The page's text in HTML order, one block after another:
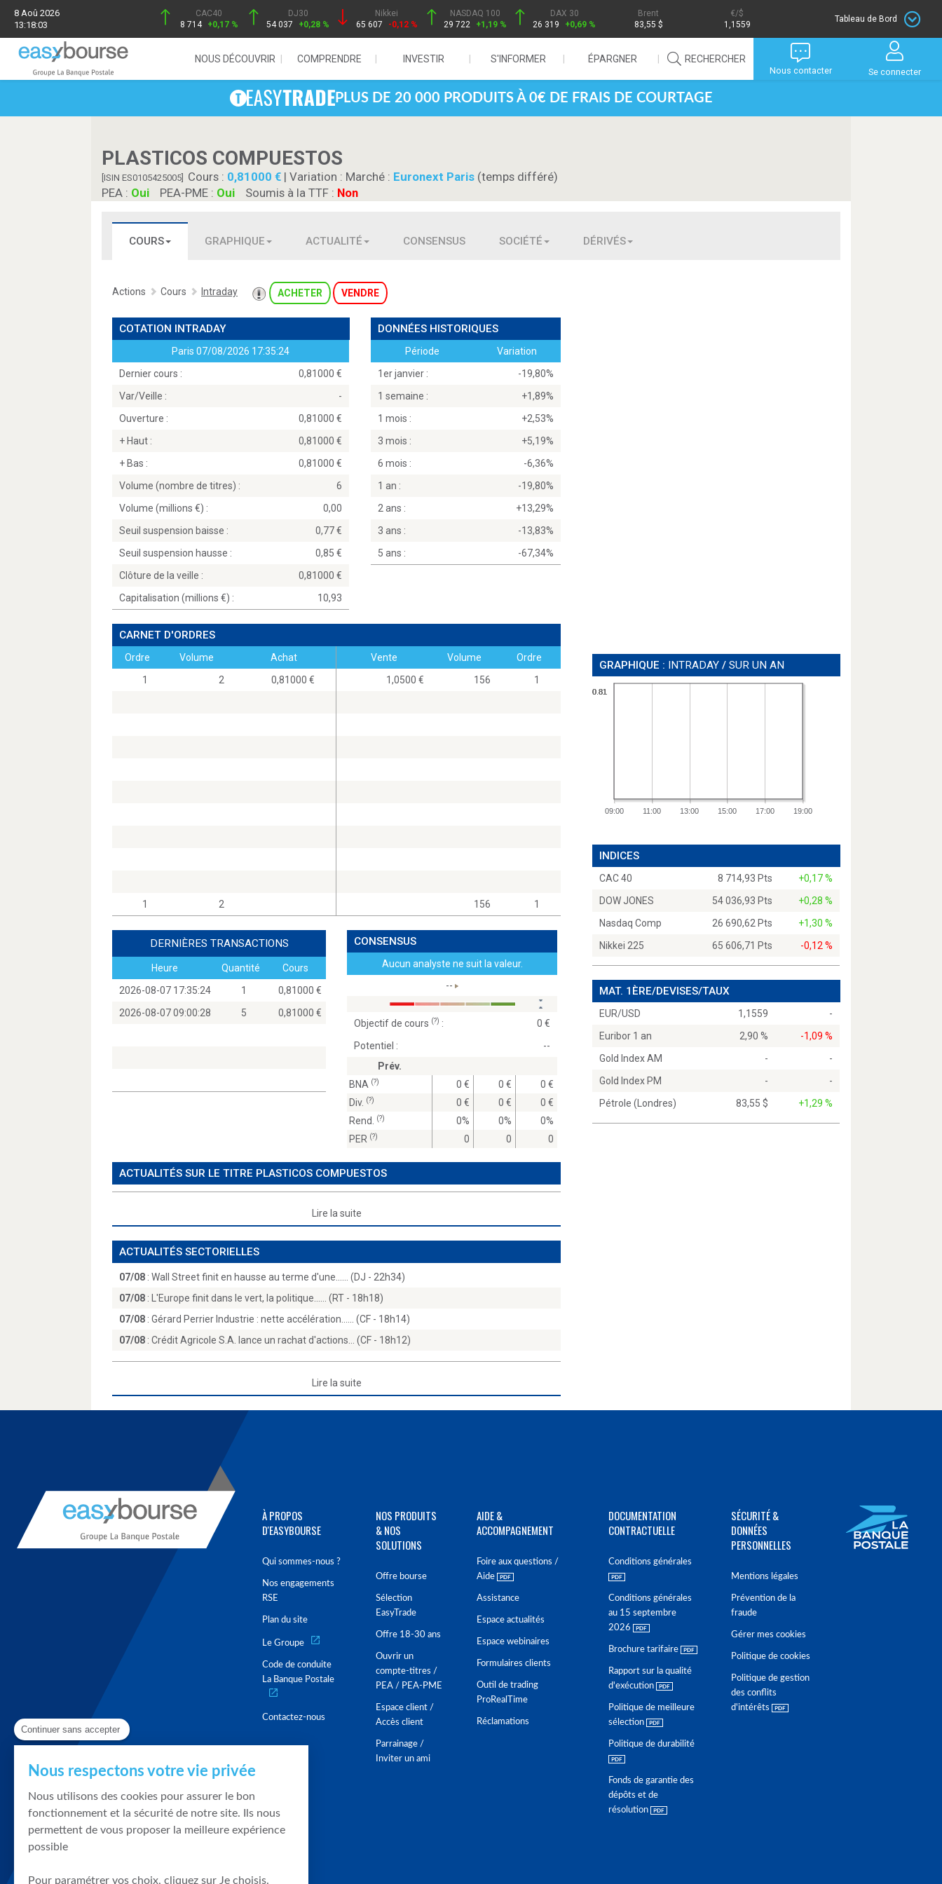
8 Aoû 2026
13:18:03
CAC40
8 714 +0,17 %
DJ30
54 037
+0,28 %
Nikkei
65 607
-0,12 %
NASDAQ 100
29 722
+1,19 %
DAX 30
26 319
+0,69 %
Brent
83,55 $
/$
1,1559
Tableau de Bord
NOUS DÉCOUVRIR COMPRENDRE INVESTIR S'INFORMER ÉPARGNER RECHERCHER
Nous contacter Se connecter
PLUS DE 20 000 PRODUITS À 0€ DE FRAIS DE COURTAGE
PLASTICOS COMPUESTOS
[ISIN ES0105425005] Cours : 0,81000 | Variation : Marché : Euronext Paris (temps différé)
PEA : Oui PEA-PME : Oui Soumis à la TTF : Non
COURS GRAPHIQUE ACTUALITÉ CONSENSUS SOCIÉTÉ DÉRIVÉS
Actions Cours Intraday ACHETER VENDRE
COTATION INTRADAY
Paris 07/08/2026 17:35:24
Dernier cours :
0,81000
Var/Veille :
-
Ouverture :
0,81000
+ Haut :
0,81000
+ Bas :
0,81000
Volume (nombre de titres) :
6
Volume (millions
) :
0,00
Seuil suspension baisse :
0,77
Seuil suspension hausse :
0,85
Clôture de la veille :
0,81000
Capitalisation (millions
) : 10,93
DONNÉES HISTORIQUES
Période
Variation
1er janvier :
-19,80%
1 semaine :
+1,89%
1 mois :
+2,53%
3 mois :
+5,19%
6 mois :
-6,36%
1 an :
-19,80%
2 ans :
+13,29%
3 ans :
-13,83%
5 ans :
-67,34%
CARNET D'ORDRES
Ordre Volume
Achat
1
2 0,81000
1 2
Vente Volume
Ordre
1,0500
156 1
156 1
DERNIÈRES TRANSACTIONS
Heure Quantité
Cours
2026-08-07 17:35:24
1
0,81000
2026-08-07 09:00:28
5 0,81000
CONSENSUS
Aucun analyste ne suit la valeur.
--
Objectif de cours (?) :
0
Potentiel :
--
Prév.
BNA (?) 0 0
0
Div. (?) 0 0
0
Rend.
(?) 0% 0%
0%
PER (?) 0 0 0
ACTUALITÉS SUR LE TITRE PLASTICOS COMPUESTOS
Lire la suite
ACTUALITÉS SECTORIELLES
07/08 : Wall Street finit en hausse au terme d'une...… (DJ - 22h34)
07/08 :
L'Europe finit dans le vert, la politique...… (RT - 18h18)
07/08 : Gérard Perrier Industrie : nette accélération...… (CF - 18h14)
07/08 : Crédit Agricole S.A. lance un rachat d'actions… (CF - 18h12)
Lire la suite
GRAPHIQUE : INTRADAY /SUR UN AN
09:00 11:00 13:00 15:00 17:00 19:00
0.81
0.81
0.81
0.81
INDICES
CAC 40 8 714,93 Pts
+0,17 %
DOW JONES
54 036,93 Pts
+0,28 %
Nasdaq Comp
26 690,62 Pts
+1,30 %
Nikkei 225
65 606,71 Pts -0,12 %
MAT. 1ÈRE/DEVISES/TAUX
EUR/USD 1,1559
-
Euribor 1 an
2,90 %
-1,09 %
Gold Index AM
-
-
Gold Index PM
-
-
Pétrole (Londres)
83,55 $ +1,29 %
À PROPOS
D'EASYBOURSE
Qui sommes-nous ?
Nos engagements
RSE
Plan du site
Le Groupe
Code de conduite
La Banque Postale
Contactez-nous
NOS PRODUITS
& NOS
SOLUTIONS
Offre bourse
Sélection
EasyTrade
Offre 18-30 ans
Ouvrir un
compte-titres /
PEA / PEA-PME
Espace client /
Accès client
Parrainage /
Inviter un ami
AIDE &
ACCOMPAGNEMENT
Foire aux questions /
Aide
Assistance
Espace actualités
Espace webinaires
Formulaires clients
Outil de trading
ProRealTime
Réclamations
DOCUMENTATION
CONTRACTUELLE
Conditions générales
Conditions générales
au 15 septembre
2026
Brochure tarifaire
Rapport sur la qualité
d'exécution
Politique de meilleure
sélection
Politique de durabilité
Fonds de garantie des
dépôts et de
résolution
SÉCURITÉ &
DONNÉES
PERSONNELLES
Mentions légales
Prévention de la
fraude
Gérer mes cookies
Politique de cookies
Politique de gestion
des conflits
d'intérêts
Continuer sans accepter
Nous respectons votre vie privée
Nous utilisons des cookies pour assurer le bon
fonctionnement et la sécurité de notre site. Ils nous
permettent de vous proposer la meilleure expérience
possible
Pour paramétrer vos choix, cliquez sur Je choisis.